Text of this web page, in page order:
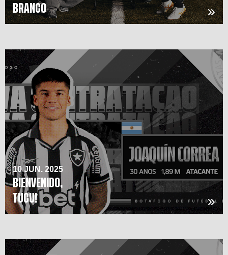
BRANCO
10 JUN. 2025
BIENVENIDO,
TUCU!